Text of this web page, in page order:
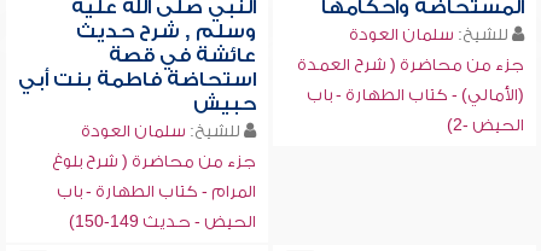
المستحاضة وأحكامها
للشيخ: سلمان العودة
جزء من محاضرة ( شرح العمدة
(الأمالي) - كتاب الطهارة - باب
الحيض -2)
النبي صلى الله عليه
وسلم , شرح حديث
عائشة في قصة
استحاضة فاطمة بنت أبي
حبيش
للشيخ: سلمان العودة
جزء من محاضرة ( شرح بلوغ
المرام - كتاب الطهارة - باب
الحيض - حديث 149-150)